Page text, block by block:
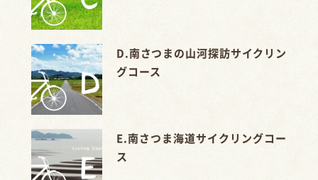
D.南さつまの山河探訪サイクリン
グコース
E.南さつま海道サイクリングコー
ス